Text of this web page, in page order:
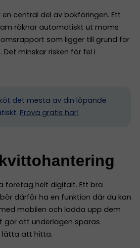
central del av bokföringen. Ett
räknar automatiskt ut moms
som ligger till grund för
minskar risken för fel i
det mesta av din löpande
Prova gratis här!
företag helt digitalt. Ett bra
därför ha en funktion där du kan
mobilen och ladda upp dem
gör att underlagen sparas
lätta att hitta.